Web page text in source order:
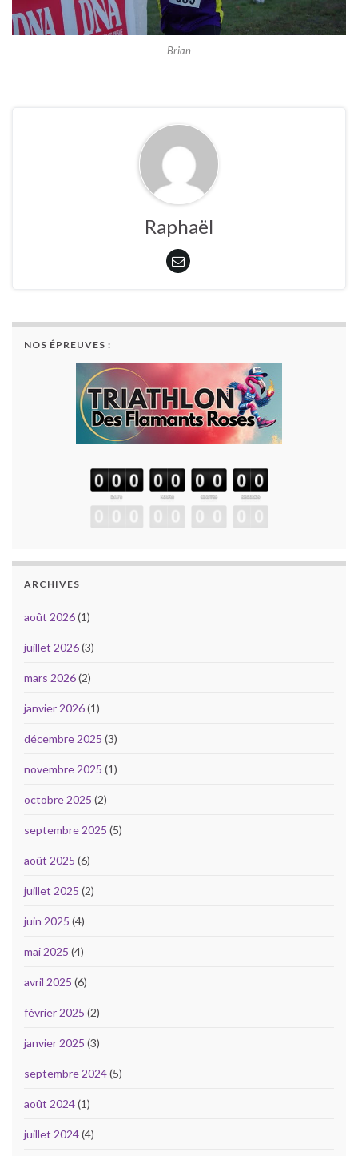
Brian
Raphaël
NOS ÉPREUVES :
ARCHIVES
août 2026(1)
juillet 2026(3)
mars 2026(2)
janvier 2026(1)
décembre 2025 (3)
novembre 2025 (1)
octobre 2025 (2)
septembre 2025 (5)
août 2025 (6)
juillet 2025 (2)
juin 2025 (4)
mai 2025 (4)
avril 2025 (6)
février 2025 (2)
janvier 2025 (3)
septembre 2024(5)
août 2024(1)
juillet 2024(4)